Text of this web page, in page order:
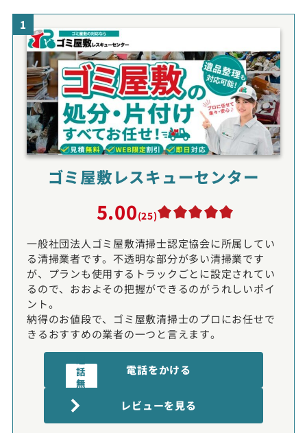
1
ゴミ屋敷レスキューセンター
5.00(25)
一般社団法人ゴミ屋敷清掃士認定協会に所属してい
る清掃業者です。不透明な部分が多い清掃業です
が、プランも使用するトラックごとに設定されてい
るので、おおよその把握ができるのがうれしいポイ
ント。
納得のお値段で、ゴミ屋敷清掃士のプロにお任せで
きるおすすめの業者の一つと言えます。
話
無
電話をかける
電話受付時間:9〜20時
レビューを見る